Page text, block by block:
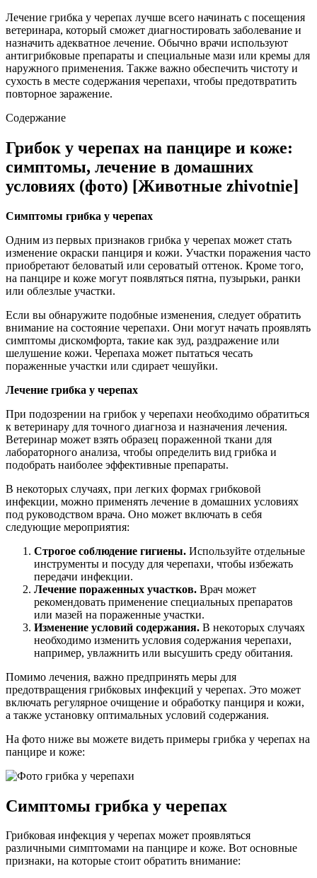
Лечение грибка у черепах лучше всего начинать с посещения
ветеринара, который сможет диагностировать заболевание и
назначить адекватное лечение. Обычно врачи используют
антигрибковые препараты и специальные мази или кремы для
наружного применения. Также важно обеспечить чистоту и
сухость в месте содержания черепахи, чтобы предотвратить
повторное заражение.
Содержание
Грибок у черепах на панцире и коже:
симптомы, лечение в домашних
условиях (фото) [Животные zhivotnie]
Симптомы грибка у черепах
Одним из первых признаков грибка у черепах может стать
изменение окраски панциря и кожи. Участки поражения часто
приобретают беловатый или сероватый оттенок. Кроме того,
на панцире и коже могут появляться пятна, пузырьки, ранки
или облезлые участки.
Если вы обнаружите подобные изменения, следует обратить
внимание на состояние черепахи. Они могут начать проявлять
симптомы дискомфорта, такие как зуд, раздражение или
шелушение кожи. Черепаха может пытаться чесать
пораженные участки или сдирает чешуйки.
Лечение грибка у черепах
При подозрении на грибок у черепахи необходимо обратиться
к ветеринару для точного диагноза и назначения лечения.
Ветеринар может взять образец пораженной ткани для
лабораторного анализа, чтобы определить вид грибка и
подобрать наиболее эффективные препараты.
В некоторых случаях, при легких формах грибковой
инфекции, можно применять лечение в домашних условиях
под руководством врача. Оно может включать в себя
следующие мероприятия:
Строгое соблюдение гигиены. Используйте отдельные
инструменты и посуду для черепахи, чтобы избежать
передачи инфекции.
Лечение пораженных участков. Врач может
рекомендовать применение специальных препаратов
или мазей на пораженные участки.
Изменение условий содержания. В некоторых случаях
необходимо изменить условия содержания черепахи,
например, увлажнить или высушить среду обитания.
Помимо лечения, важно предпринять меры для
предотвращения грибковых инфекций у черепах. Это может
включать регулярное очищение и обработку панциря и кожи,
а также установку оптимальных условий содержания.
На фото ниже вы можете видеть примеры грибка у черепах на
панцире и коже:
Симптомы грибка у черепах
Грибковая инфекция у черепах может проявляться
различными симптомами на панцире и коже. Вот основные
признаки, на которые стоит обратить внимание: